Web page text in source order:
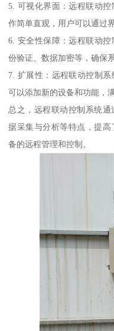
5. 可视化界面：远程联动
作简单直观，用户可以通过
6. 安全性保障：远程联动
份验证、数据加密等，确保
7. 扩展性：远程联动控制
可以添加新的设备和功能，
总之，远程联动控制系统
据采集与分析等特点，提
备的远程管理和控制。